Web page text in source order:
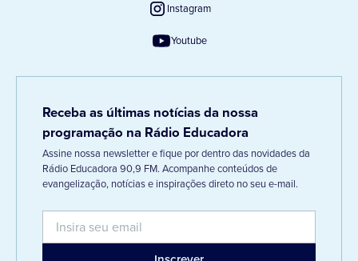
Instagram
Youtube
Receba as últimas notícias da nossa
programação na Rádio Educadora
Assine nossa newsletter e fique por dentro das novidades da
Rádio Educadora 90,9 FM. Acompanhe conteúdos de
evangelização, notícias e inspirações direto no seu e-mail.